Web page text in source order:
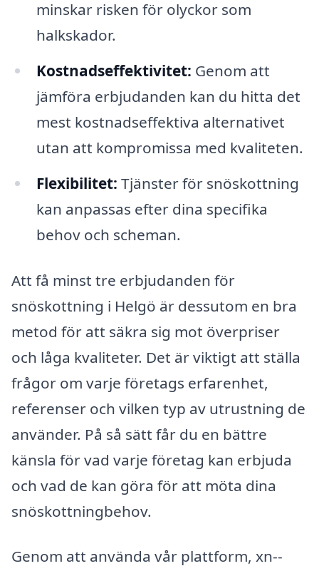
minskar risken för olyckor som
halkskador.
Kostnadseffektivitet: Genom att
jämföra erbjudanden kan du hitta det
mest kostnadseffektiva alternativet
utan att kompromissa med kvaliteten.
Flexibilitet: Tjänster för snöskottning
kan anpassas efter dina specifika
behov och scheman.
Att få minst tre erbjudanden för
snöskottning i Helgö är dessutom en bra
metod för att säkra sig mot överpriser
och låga kvaliteter. Det är viktigt att ställa
frågor om varje företags erfarenhet,
referenser och vilken typ av utrustning de
använder. På så sätt får du en bättre
känsla för vad varje företag kan erbjuda
och vad de kan göra för att möta dina
snöskottningbehov.
Genom att använda vår plattform, xn--